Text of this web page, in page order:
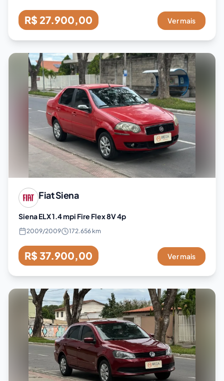
R$ 27.900,00 Ver mais
FiatSiena
Siena ELX 1.4 mpi Fire Flex 8V 4p
2009/2009 172.656 km
R$ 37.900,00 Ver mais